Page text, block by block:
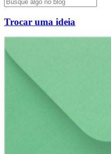
Trocar uma ideia